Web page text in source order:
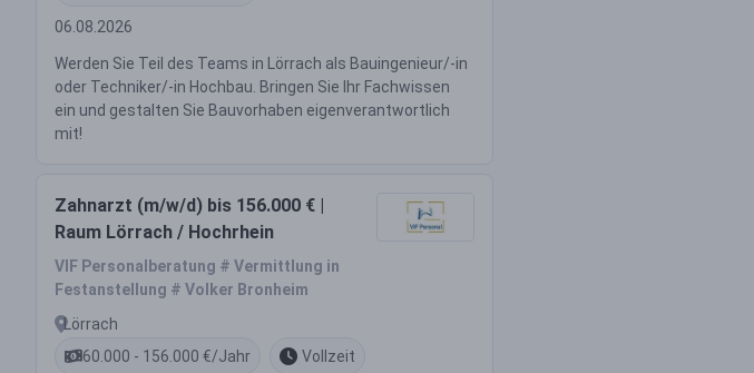
06.08.2026
Werden Sie Teil des Teams in Lörrach als Bauingenieur/-in
oder Techniker/-in Hochbau. Bringen Sie Ihr Fachwissen
ein und gestalten Sie Bauvorhaben eigenverantwortlich
mit!
Zahnarzt (m/w/d) bis 156.000 € |
Raum Lörrach / Hochrhein
VIF Personalberatung # Vermittlung in
Festanstellung # Volker Bronheim
Lörrach
60.000 - 156.000 €/Jahr
Vollzeit